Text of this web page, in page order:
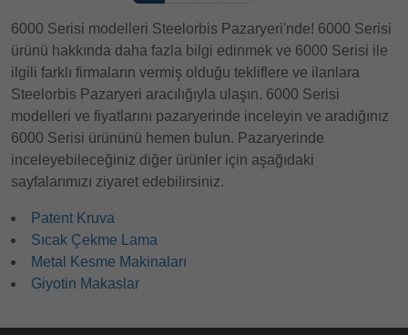
6000 Serisi modelleri Steelorbis Pazaryeri'nde! 6000 Serisi
ürünü hakkında daha fazla bilgi edinmek ve 6000 Serisi ile
ilgili farklı firmaların vermiş olduğu tekliflere ve ilanlara
Steelorbis Pazaryeri aracılığıyla ulaşın. 6000 Serisi
modelleri ve fiyatlarını pazaryerinde inceleyin ve aradığınız
6000 Serisi ürününü hemen bulun. Pazaryerinde
inceleyebileceğiniz diğer ürünler için aşağıdaki
sayfalarımızı ziyaret edebilirsiniz.
Patent Kruva
Sıcak Çekme Lama
Metal Kesme Makinaları
Giyotin Makaslar